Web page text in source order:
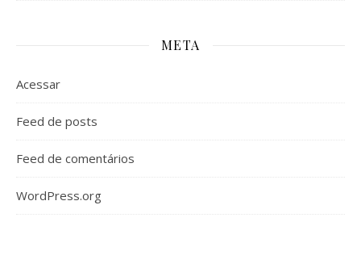
META
Acessar
Feed de posts
Feed de comentários
WordPress.org